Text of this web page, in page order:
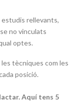
estudis rellevants,
no vinculats
optes.
tècniques com les
posició.
Aquí tens 5